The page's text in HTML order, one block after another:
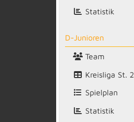
Statistik
D-Junioren
Team
Kreisliga St. 2
Spielplan
Statistik